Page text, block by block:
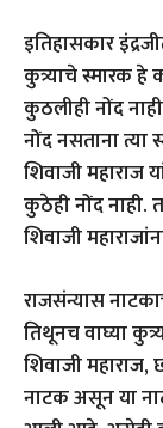
इतिहासकार
कुत्र्याचे स्मारक
कुठलीही नोंद
नोंद नसताना त्या
शिवाजी महाराज
कुठेही नोंद नाही.
शिवाजी
राजसंन्यास
तिथूनच वाघ्या
शिवाजी महाराज,
नाटक असून या